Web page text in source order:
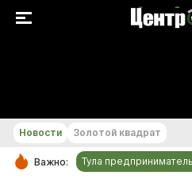
Новости Золотой квадрат
Важно: Тула